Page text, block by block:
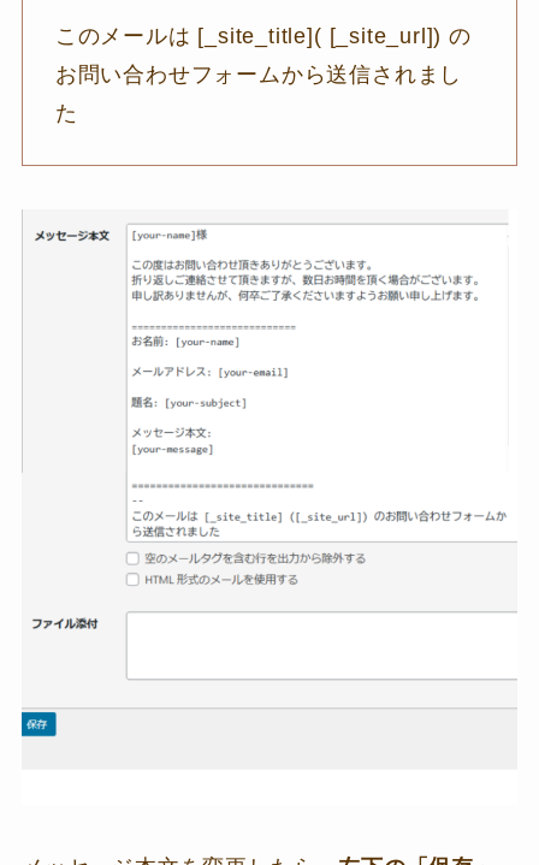
このメールは [_site_title]( [_site_url]) の
お問い合わせフォームから送信されまし
た